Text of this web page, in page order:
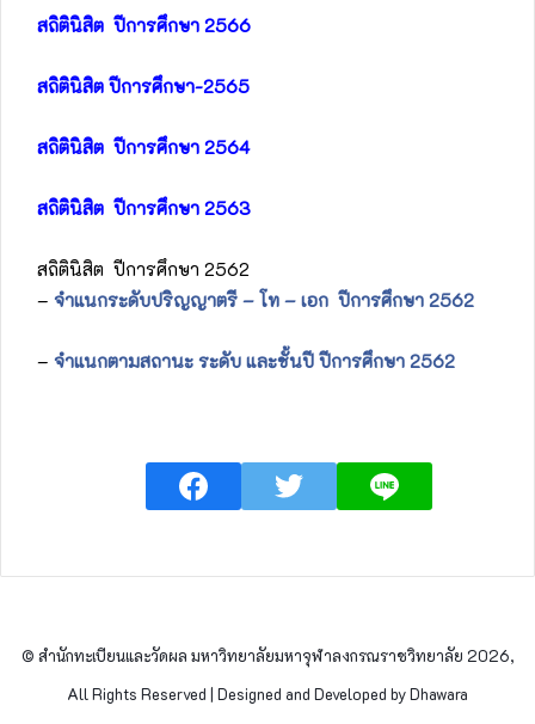
สถิตินิสิต ปีการศึกษา​ 2566
สถิตินิสิต ปีการศึกษา-2565
สถิตินิสิต ปีการศึกษา​ 2564
สถิตินิสิต ปีการศึกษา​ 2563
สถิตินิสิต ปีการศึกษา​ 2562
– จำแนกระดับปริญญาตรี – โท – เอก ปีการศึกษา​ 2562
– จำแนกตามสถานะ ระดับ และชั้นปี ปีการศึกษา 2562
© สำนักทะเบียนและวัดผล มหาวิทยาลัยมหาจุฬาลงกรณราชวิทยาลัย 2026,
All Rights Reserved | Designed and Developed by Dhawara